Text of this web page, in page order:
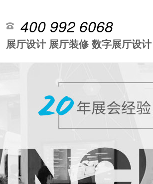
400 992 6068
展厅设计 展厅装修 数字展厅设